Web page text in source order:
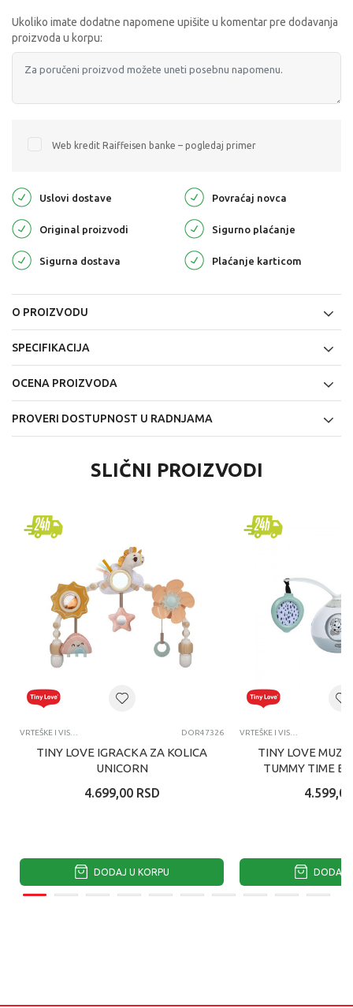
Ukoliko imate dodatne napomene upišite u komentar pre dodavanja
proizvoda u korpu:
Web kredit Raiffeisen banke – pogledaj primer
Uslovi dostave Povraćaj novca
Original proizvodi Sigurno plaćanje
Sigurna dostava Plaćanje karticom
O PROIZVODU
SPECIFIKACIJA
OCENA PROIZVODA
PROVERI DOSTUPNOST U RADNJAMA
SLIČNI PROIZVODI
VRTEŠKE I VISEĆE IGRAČKE DOR47326
TINY LOVE IGRACKA ZA KOLICA
UNICORN
4.699,00 RSD
DODAJ U KORPU
VRTEŠKE I VISEĆE IGRAČKE
TINY LOVE
TUMMY TIME
4.599,00
DODAJ